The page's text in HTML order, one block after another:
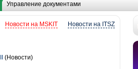
Управление документами
Новости на ITSZ
Новости на MSKIT
(Новости)